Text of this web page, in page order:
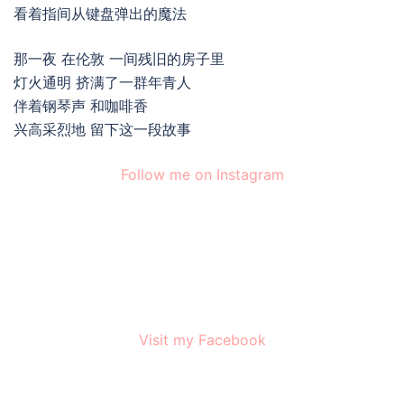
看着指间从键盘弹出的魔法
那一夜 在伦敦 一间残旧的房子里
灯火通明 挤满了一群年青人
伴着钢琴声 和咖啡香
兴高采烈地 留下这一段故事
Follow me on Instagram
Visit my Facebook